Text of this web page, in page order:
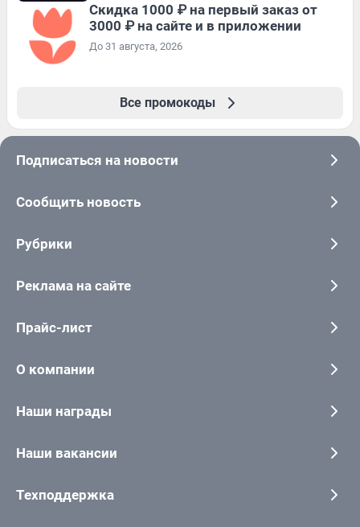
Скидка 1000 ₽ на первый заказ от
3000 ₽ на сайте и в приложении
До 31 августа, 2026
Все промокоды
Подписаться на новости
Сообщить новость
Рубрики
Реклама на сайте
Прайс-лист
О компании
Наши награды
Наши вакансии
Техподдержка